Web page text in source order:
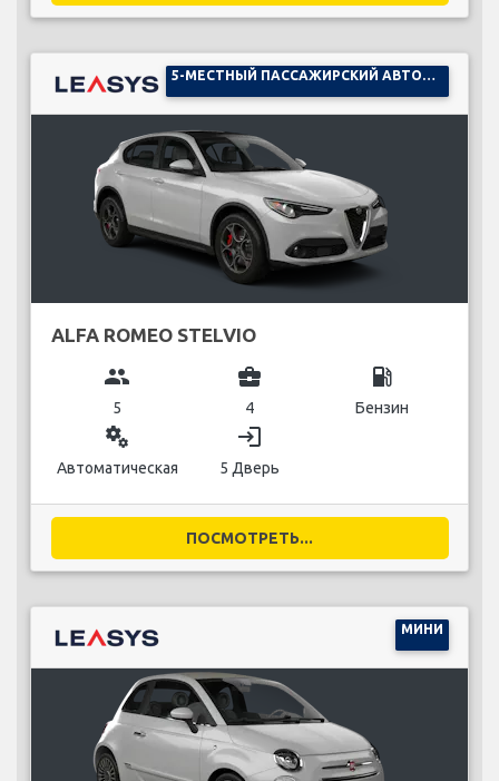
ALFA ROMEO STELVIO
group
5
business_center
4
local_gas_station
Бензин
miscellaneous_services
Автоматическая
login
5 Дверь
ПОСМОТРЕТЬ...
МИНИ